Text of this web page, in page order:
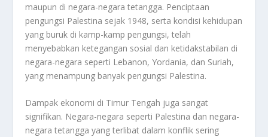
maupun di negara-negara tetangga. Penciptaan
pengungsi Palestina sejak 1948, serta kondisi kehidupan
yang buruk di kamp-kamp pengungsi, telah
menyebabkan ketegangan sosial dan ketidakstabilan di
negara-negara seperti Lebanon, Yordania, dan Suriah,
yang menampung banyak pengungsi Palestina.
Dampak ekonomi di Timur Tengah juga sangat
signifikan. Negara-negara seperti Palestina dan negara-
negara tetangga yang terlibat dalam konflik sering